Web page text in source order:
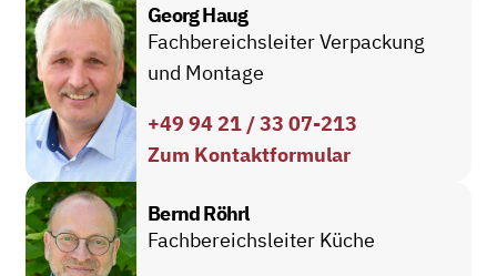
Georg Haug
Fachbereichsleiter Verpackung
und Montage
+49 94 21 / 33 07-213
Zum Kontaktformular
Bernd Röhrl
Fachbereichsleiter Küche